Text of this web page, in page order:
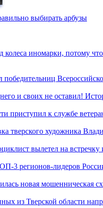
выбирать арбузы
иномарки, потому
и своих не оставил!
приступил к службе
тверского художника
вылетел на встречку
3 регионов-лидеров
новая мошенническая
из Тверской области